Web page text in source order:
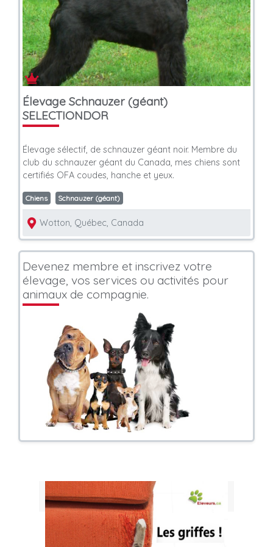
Élevage Schnauzer (géant)
SELECTIONDOR
Élevage sélectif, de schnauzer géant noir. Membre du
club du schnauzer géant du Canada, mes chiens sont
certifiés OFA coudes, hanche et yeux.
Chiens Schnauzer (géant)
Wotton, Québec, Canada
Devenez membre et inscrivez votre
élevage, vos services ou activités pour
animaux de compagnie.